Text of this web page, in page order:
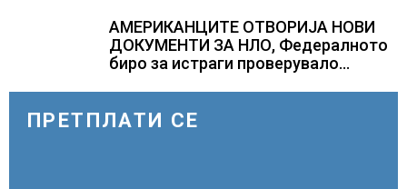
АМЕРИКАНЦИТЕ ОТВОРИЈА НОВИ
ДОКУМЕНТИ ЗА НЛО, Федералното
биро за истраги проверувало
ПРЕТПЛАТИ СЕ